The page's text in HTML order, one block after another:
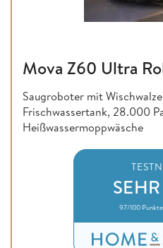
Mova Z60 Ultra
Saugroboter mit
Frischwassertank, 28.000
Heißwassermoppwäsche
97/100